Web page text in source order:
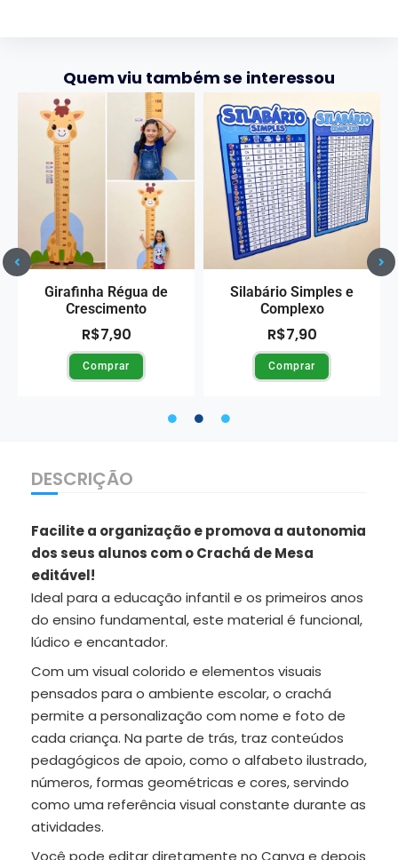
Quem viu também se interessou
Girafinha Régua de
Crescimento
R$7,90
Comprar
Silabário Simples e
Complexo
R$7,90
Comprar
DESCRIÇÃO
Facilite a organização e promova a autonomia
dos seus alunos com o Crachá de Mesa
editável!
Ideal para a educação infantil e os primeiros anos
do ensino fundamental, este material é funcional,
lúdico e encantador.
Com um visual colorido e elementos visuais
pensados para o ambiente escolar, o crachá
permite a personalização com nome e foto de
cada criança. Na parte de trás, traz conteúdos
pedagógicos de apoio, como o alfabeto ilustrado,
números, formas geométricas e cores, servindo
como uma referência visual constante durante as
atividades.
Você pode editar diretamente no Canva e depois